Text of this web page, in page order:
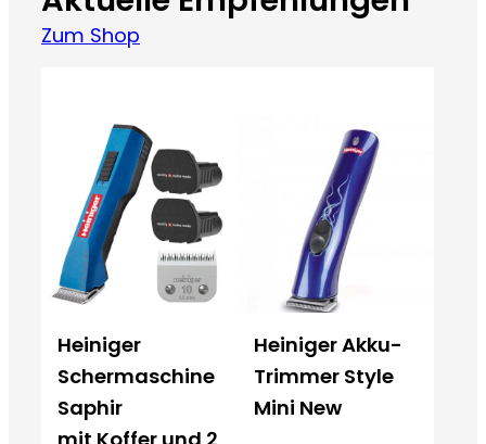
Zum Shop
Heiniger
Schermaschine
Saphir
Heiniger Akku-
Trimmer Style
Mini New